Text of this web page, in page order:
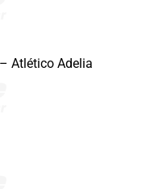
Atlético Adelia